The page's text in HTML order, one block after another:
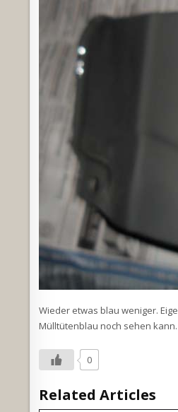
Wieder etwas blau weniger.
Mülltütenblau noch sehen kann.
0
Related Articles